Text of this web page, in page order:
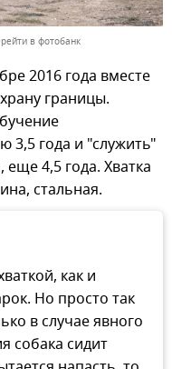
в фотобанк
2016 года вместе
границы.
3,5 года и "служить"
4,5 года. Хватка
стальная.
как и
Но просто так
в случае явного
собака сидит